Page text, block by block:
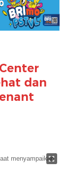
dan
menyampaikan